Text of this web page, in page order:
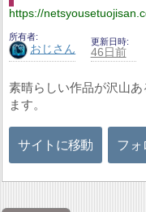
https://
所有者
おじさん
更新日時
46日前
素晴らしい作品が沢山
ます。
サイトに移動 フォ